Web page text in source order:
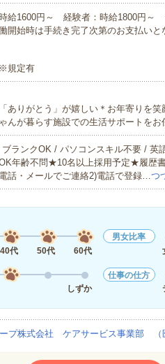
給1600円～ 経験者：時給1800円～
開始時は手続き完了次第のお支払いと
規定有
ありがとう」が嬉しい＊お年寄りを
んが暮らす施設での生活サポートを
ランクOK / パソコンスキル不要 / 英
年齢不問★10名以上採用予定★履歴
話・メールでご連絡2)電話で登録…つ
40代 50代 60代
男女比率
しずか
仕事の仕方
プ株式会社 ケアサービス事業部 （